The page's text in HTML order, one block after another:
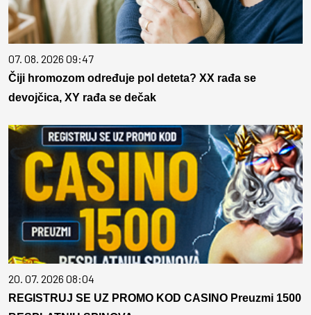
07. 08. 2026 09:47
Čiji hromozom određuje pol deteta? XX rađa se
devojčica, XY rađa se dečak
20. 07. 2026 08:04
REGISTRUJ SE UZ PROMO KOD CASINO Preuzmi 1500